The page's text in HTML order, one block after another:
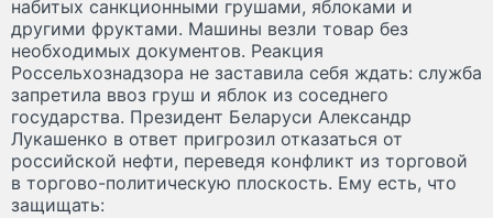
набитых санкционными грушами, яблоками и
другими фруктами. Машины везли товар без
необходимых документов. Реакция
Россельхознадзора не заставила себя ждать: служба
запретила ввоз груш и яблок из соседнего
государства. Президент Беларуси Александр
Лукашенко в ответ пригрозил отказаться от
российской нефти, переведя конфликт из торговой
в торгово-политическую плоскость. Ему есть, что
защищать: